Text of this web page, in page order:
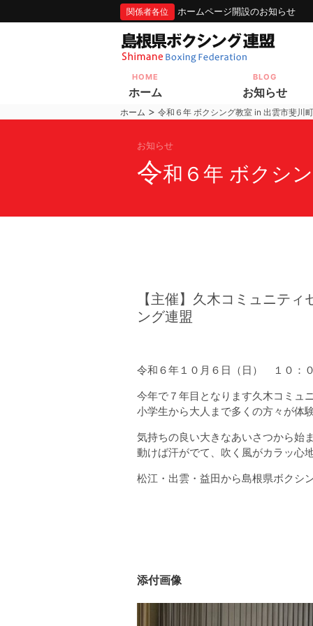
関係者各位 ホームページ開設のお知らせ
HOME
ホーム
BLOG
お知らせ
ホーム > 令和６年 ボクシング教室 in 出雲市斐川
お知らせ
令和６年 ボクシ
【主催】久木コミュニテ
ング連盟
令和６年１０月６日（日） １０：
今年で７年目となります久木コミュ
小学生から大人まで多くの方々が体
気持ちの良い大きなあいさつから始
動けば汗がでて、吹く風がカラッ心
松江・出雲・益田から島根県ボクシ
添付画像